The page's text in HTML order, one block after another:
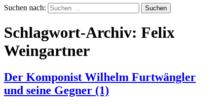
Suchen nach:
Schlagwort-Archiv: Felix
Weingartner
Der Komponist Wilhelm Furtwängler
und seine Gegner (1)